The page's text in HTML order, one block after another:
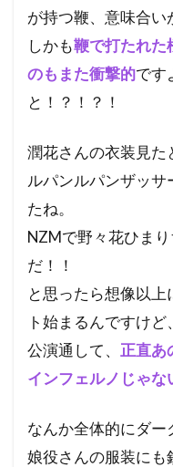
が持つ鞭、意味合い
しかも鞭で打たれた
のもまた衝撃的です
と！？！？！
潤花さんの衣装見た
ルパンルパンザッ
たね。
NZMで野々花ひま
だ！！
と思ったら想像以
ト始まるんですけど、
公演通して、 正直あ
インフェルノじゃな
なんか全体的にダー
娘役さんの服装にも